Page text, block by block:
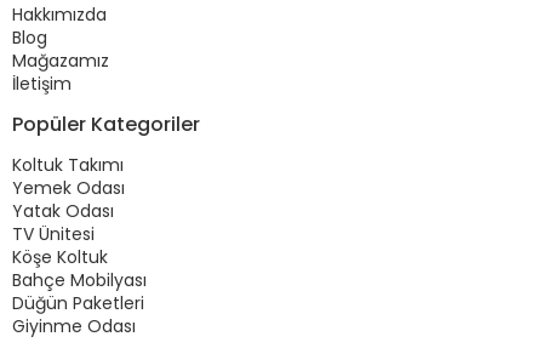
Hakkımızda
Blog
Mağazamız
İletişim
Popüler Kategoriler
Koltuk Takımı
Yemek Odası
Yatak Odası
TV Ünitesi
Köşe Koltuk
Bahçe Mobilyası
Düğün Paketleri
Giyinme Odası